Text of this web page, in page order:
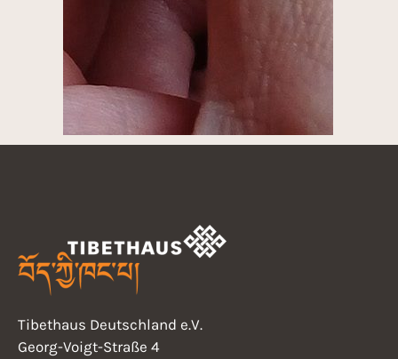
Tibethaus Deutschland e.V.
Georg-Voigt-Straße 4